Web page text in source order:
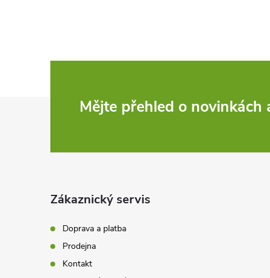
Mějte přehled o novinkách
Zákaznický servis
Doprava a platba
Prodejna
Kontakt